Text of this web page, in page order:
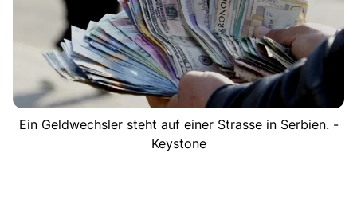
Ein Geldwechsler steht auf einer Strasse in Serbien. -
Keystone